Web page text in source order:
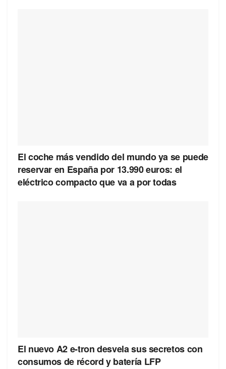
El coche más vendido del mundo ya se puede
reservar en España por 13.990 euros: el
eléctrico compacto que va a por todas
El nuevo A2 e-tron desvela sus secretos con
consumos de récord y batería LFP